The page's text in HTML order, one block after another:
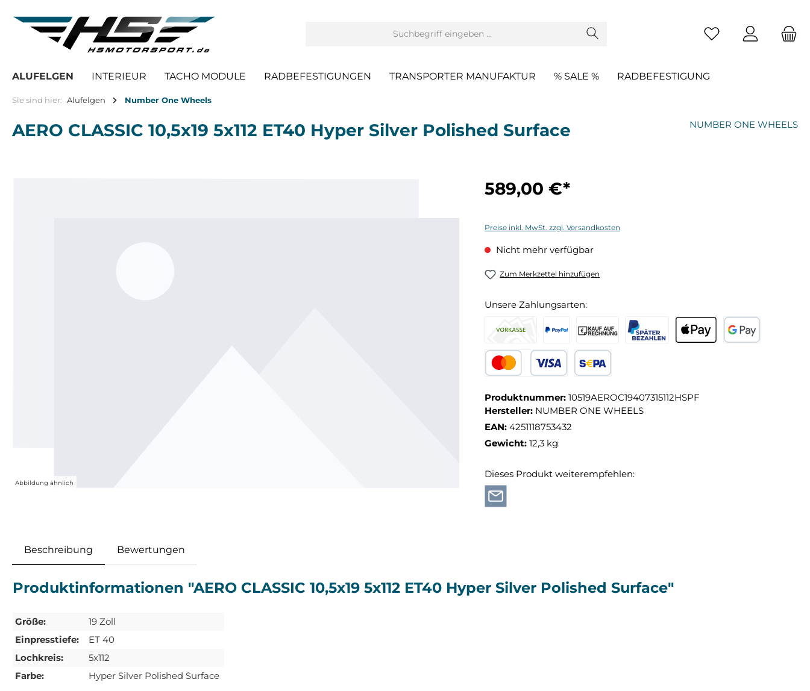
ALUFELGEN INTERIEUR TACHO MODULE RADBEFESTIGUNGEN TRANSPORTER MANUFAKTUR % SALE % RADBEFESTIGUNG
Sie sind hier: Alufelgen Number One Wheels
AERO CLASSIC 10,5x19 5x112 ET40 Hyper Silver Polished Surface NUMBER ONE WHEELS
Abbildung ähnlich
589,00 €*
Preise inkl. MwSt. zzgl. Versandkosten
Nicht mehr verfügbar
Zum Merkzettel hinzufügen
Unsere Zahlungsarten:
Produktnummer: 10519AEROC19407315112HSPF
Hersteller: NUMBER ONE WHEELS
EAN: 4251118753432
Gewicht: 12,3 kg
Dieses Produkt weiterempfehlen:
Beschreibung Bewertungen
Produktinformationen "AERO CLASSIC 10,5x19 5x112 ET40 Hyper Silver Polished Surface"
Größe:
19 Zoll
Einpresstiefe:
ET 40
Lochkreis:
5x112
Farbe:
Hyper Silver Polished Surface